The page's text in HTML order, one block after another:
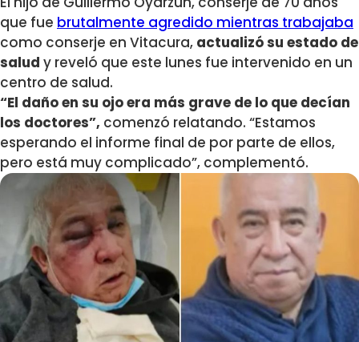
que fue brutalmente agredido mientras trabajaba
como conserje en Vitacura, actualizó su estado de
salud y reveló que este lunes fue intervenido en un
centro de salud.
“El daño en su ojo era más grave de lo que decían
los doctores”, comenzó relatando. “Estamos
esperando el informe final de por parte de ellos,
pero está muy complicado”, complementó.